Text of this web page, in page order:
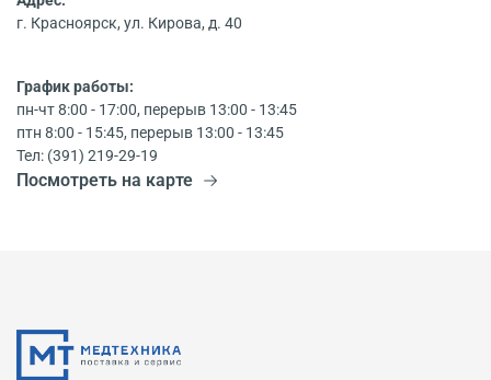
г. Красноярск, ул. Кирова, д. 40
График работы:
пн-чт 8:00 - 17:00, перерыв 13:00 - 13:45
птн 8:00 - 15:45, перерыв 13:00 - 13:45
Тел: (391) 219-29-19
Посмотреть на карте